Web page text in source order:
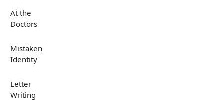
At the
Doctors
Mistaken
Identity
Letter
Writing